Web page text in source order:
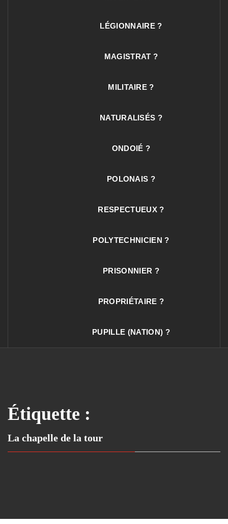
LÉGIONNAIRE ?
MAGISTRAT ?
MILITAIRE ?
NATURALISÉS ?
ONDOIÉ ?
POLONAIS ?
RESPECTUEUX ?
POLYTECHNICIEN ?
PRISONNIER ?
PROPRIÉTAIRE ?
PUPILLE (NATION) ?
Étiquette :
La chapelle de la tour